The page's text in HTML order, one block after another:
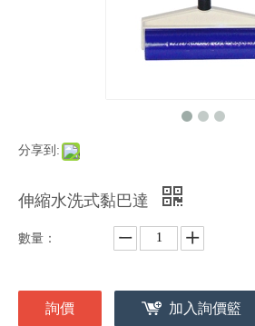
分享到:
伸縮水洗式黏巴達
數量：
詢價 加入詢價籃